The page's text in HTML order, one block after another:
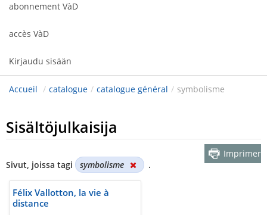
abonnement VàD
accès VàD
Kirjaudu sisään
Accueil / catalogue / catalogue général / symbolisme
Sisältöjulkaisija
Sivut, joissa tagi symbolisme .
Imprimer
Félix Vallotton, la vie à
distance